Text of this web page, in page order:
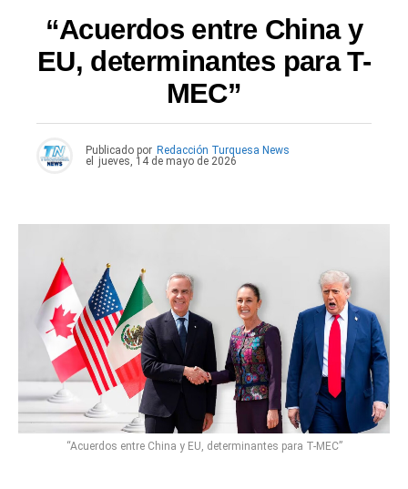
“Acuerdos entre China y
EU, determinantes para T-
MEC”
Publicado por Redacción Turquesa News
el
jueves, 14 de mayo de 2026
“Acuerdos entre China y EU, determinantes para T-MEC”